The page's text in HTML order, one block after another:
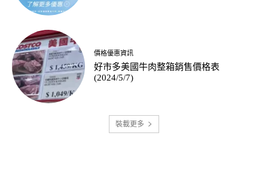
價格優惠資訊
好市多美國牛肉整箱銷售價格表
(2024/5/7)
裝載更多